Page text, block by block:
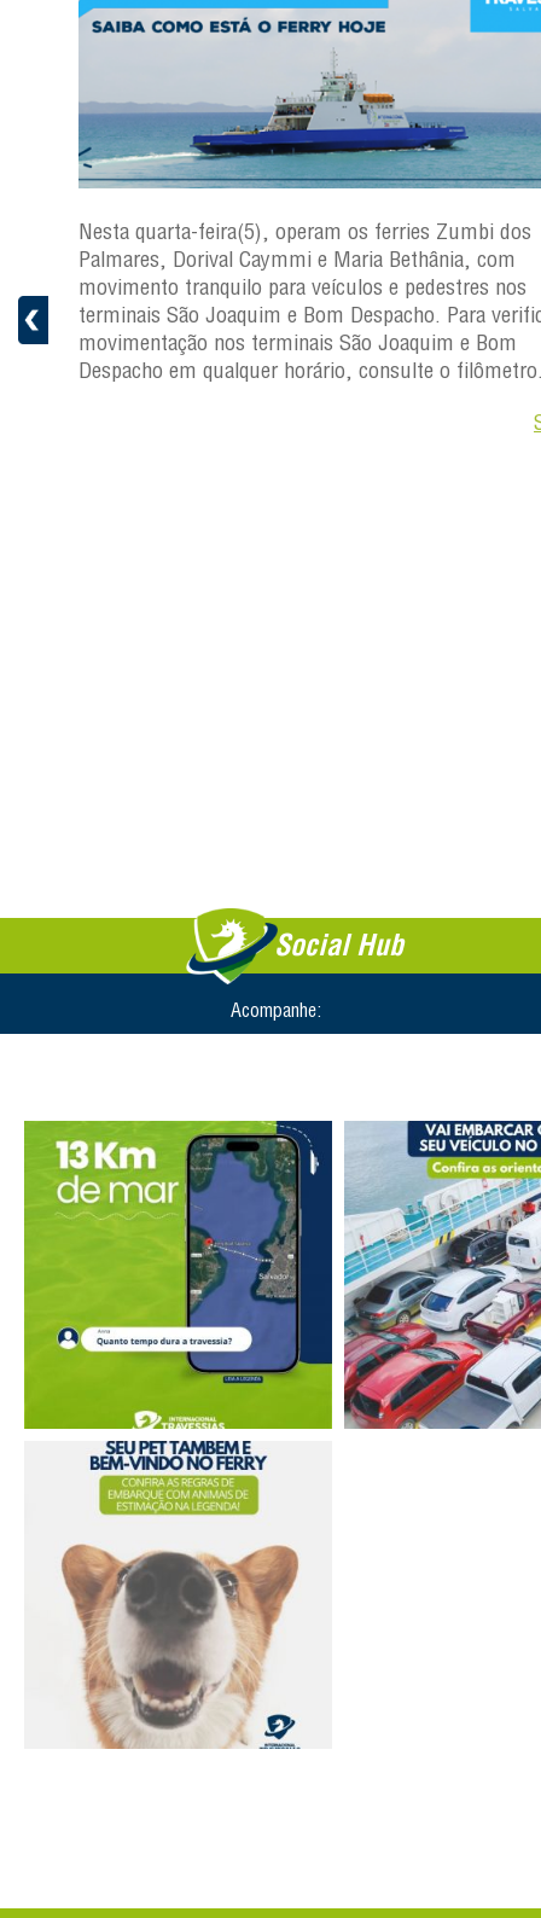
a
Nesta quarta-feira(5), operam os ferries Zumbi dos
Palmares, Dorival Caymmi e Maria Bethânia, com
movimento tranquilo para veículos e pedestres nos
terminais São Joaquim e Bom Despacho. Para
movimentação nos terminais São Joaquim e Bom
Despacho em qualquer horário, consulte o
Social Hub
Acompanhe: